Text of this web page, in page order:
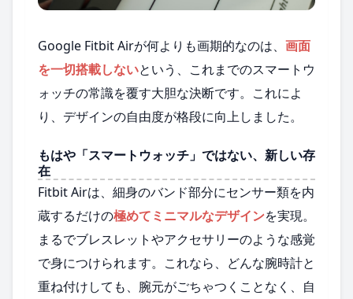
Google Fitbit Airが何よりも画期的なのは、 画面
を一切搭載しないという、これまでのスマートウ
ォッチの常識を覆す大胆な決断です。これによ
り、デザインの自由度が格段に向上しました。
もはや「スマートウォッチ」ではない、新しい存
在
Fitbit Airは、細身のバンド部分にセンサー類を内
蔵するだけの極めてミニマルなデザインを実現。
まるでブレスレットやアクセサリーのような感覚
で身につけられます。これなら、どんな腕時計と
重ね付けしても、腕元がごちゃつくことなく、自